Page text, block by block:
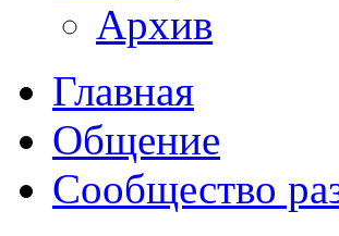
Архив
Главная
Общение
Сообщество